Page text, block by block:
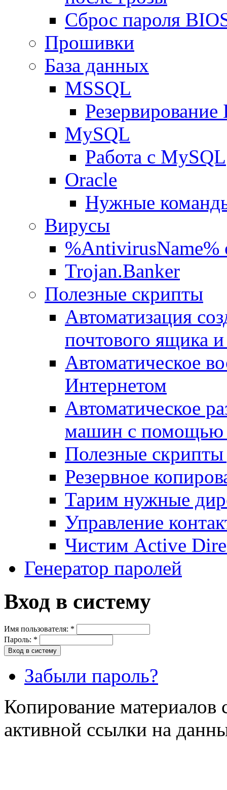
Сброс пароля
Прошивки
База данных
MSSQL
MySQL
Работа с MySQL
Oracle
Нужные
Вирусы
Trojan.Banker
Полезные скрипты
Автоматизация
почтового ящика
Автоматическое
Интернетом
Автоматическое
машин с помощью
Полезные
Резервное
Тарим нужные
Управление
Чистим Active
Генератор паролей
Вход в систему
Имя пользователя: *
Пароль: *
Забыли пароль?
Копирование материалов
активной ссылки на